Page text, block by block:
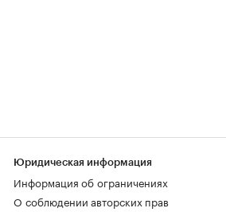
Юридическая информация
Информация об ограничениях
О соблюдении авторских прав